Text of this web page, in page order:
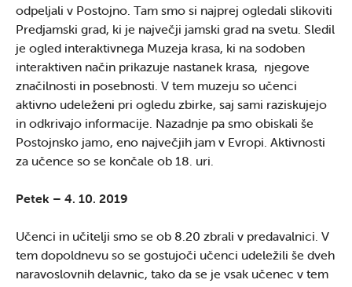
odpeljali v Postojno. Tam smo si najprej ogledali slikoviti
Predjamski grad, ki je največji jamski grad na svetu. Sledil
je ogled interaktivnega Muzeja krasa, ki na sodoben
interaktiven način prikazuje nastanek krasa, njegove
značilnosti in posebnosti. V tem muzeju so učenci
aktivno udeleženi pri ogledu zbirke, saj sami raziskujejo
in odkrivajo informacije. Nazadnje pa smo obiskali še
Postojnsko jamo, eno največjih jam v Evropi. Aktivnosti
za učence so se končale ob 18. uri.
Petek – 4. 10. 2019
Učenci in učitelji smo se ob 8.20 zbrali v predavalnici. V
tem dopoldnevu so se gostujoči učenci udeležili še dveh
naravoslovnih delavnic, tako da se je vsak učenec v tem